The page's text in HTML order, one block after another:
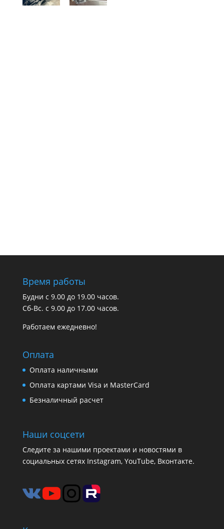
Время работы
Будни с 9.00 до 19.00 часов.
Сб-Вс. с 9.00 до 17.00 часов.
Работаем ежедневно!
Оплата
Оплата наличными
Оплата картами Visa и MasterCard
Безналичный расчет
Наши соцсети
Следите за нашими проектами и новостями в
социальных сетях Instagram, YouTube, Вконтакте.